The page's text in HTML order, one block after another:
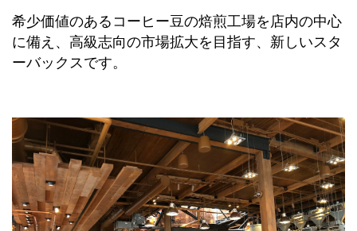
希少価値のあるコーヒー豆の焙煎工場を店内の中心
に備え、高級志向の市場拡大を目指す、新しいスタ
ーバックスです。